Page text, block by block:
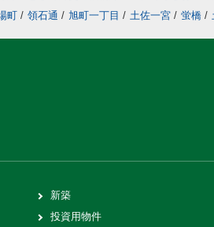
町 / 領石通 / 旭町一丁目 / 土佐一宮 / 蛍橋 /
新築
投資用物件